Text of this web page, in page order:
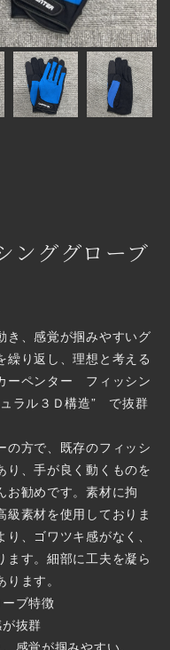
ンググローブ
き、感覚が掴みやすいグ
繰り返し、理想と考える
ーペンター フィッシン
ラル３Ｄ構造” で抜群
方で、既存のフィッシ
、手が良く動くものを
お勧めです。素材に拘
級素材を使用しておりま
、ゴワツキ感がなく、
ます。細部に工夫を凝ら
ます。
ブ特徴
抜群